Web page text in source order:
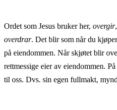
Ordet som Jesus bruker her, overgir
overdrar. Det blir som når du
på eiendommen. Når skjøtet blir
rettmessige eier av eiendommen.
til oss. Dvs. sin egen fullmakt,